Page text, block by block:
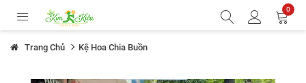
0
Trang Chủ Kệ Hoa Chia Buồn